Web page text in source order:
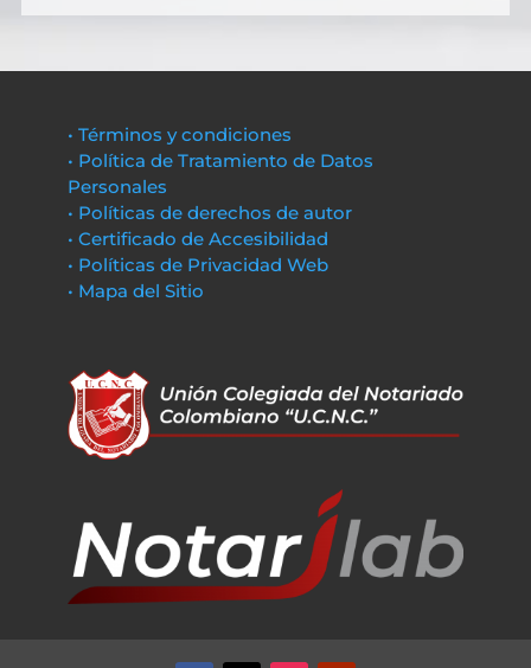
• Términos y condiciones
• Política de Tratamiento de Datos
Personales
• Políticas de derechos de autor
• Certificado de Accesibilidad
• Políticas de Privacidad Web
• Mapa del Sitio